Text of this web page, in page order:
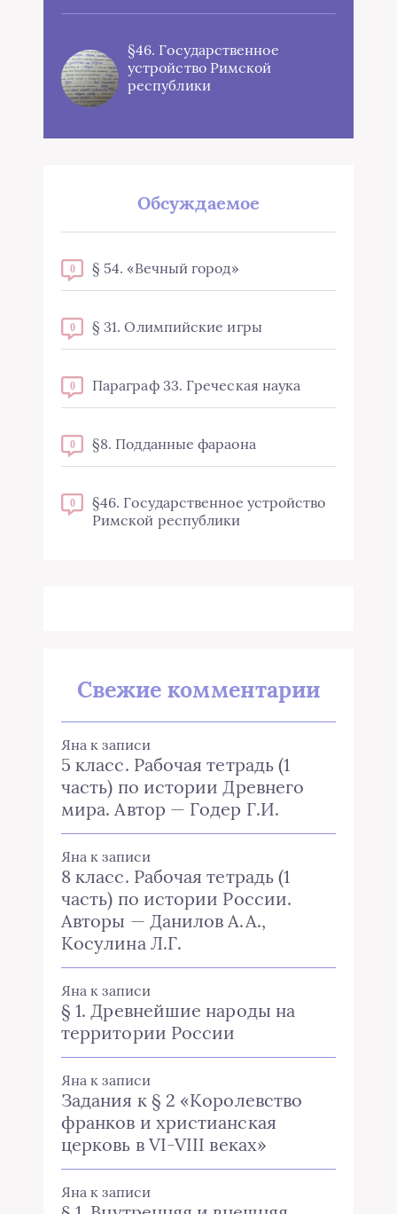
§46. Государственное
устройство Римской
республики
Обсуждаемое
0 § 54. «Вечный город»
0 § 31. Олимпийские игры
0 Параграф 33. Греческая наука
0 §8. Подданные фараона
0
§46. Государственное устройство
Римской республики
Свежие комментарии
Яна к записи
5 класс. Рабочая тетрадь (1
часть) по истории Древнего
мира. Автор — Годер Г.И.
Яна к записи
8 класс. Рабочая тетрадь (1
часть) по истории России.
Авторы — Данилов А.А.,
Косулина Л.Г.
Яна к записи
§ 1. Древнейшие народы на
территории России
Яна к записи
Задания к § 2 «Королевство
франков и христианская
церковь в VI-VIII веках»
Яна к записи